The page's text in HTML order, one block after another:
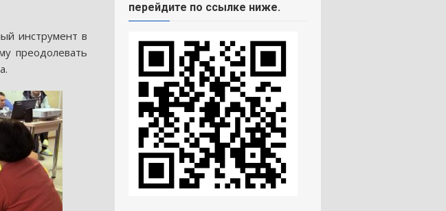
инструмент в
преодолевать
перейдите по ссылке ниже.